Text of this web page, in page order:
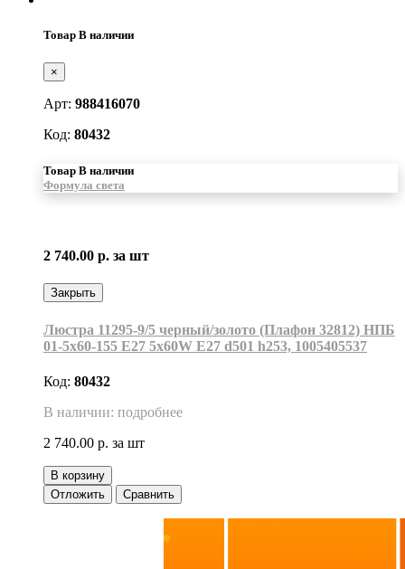
Товар В наличии
×
Арт: 988416070
Код: 80432
Товар В наличии
Формула света
2 740.00 р. за шт
Закрыть
Люстра 11295-9/5 черный/золото (Плафон 32812) НПБ
01-5х60-155 Е27 5x60W Е27 d501 h253, 1005405537
Код: 80432
В наличии: подробнее
2 740.00 р. за шт
В корзину
Отложить
Сравнить